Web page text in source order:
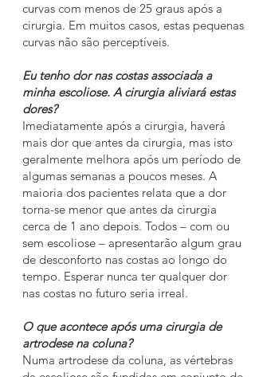
curvas com menos de 25 graus após a
cirurgia. Em muitos casos, estas pequenas
curvas não são perceptíveis.
Eu tenho dor nas costas associada a
minha escoliose. A cirurgia aliviará estas
dores?
Imediatamente após a cirurgia, haverá
mais dor que antes da cirurgia, mas isto
geralmente melhora após um período de
algumas semanas a poucos meses. A
maioria dos pacientes relata que a dor
torna-se menor que antes da cirurgia
cerca de 1 ano depois. Todos – com ou
sem escoliose – apresentarão algum grau
de desconforto nas costas ao longo do
tempo. Esperar nunca ter qualquer dor
nas costas no futuro seria irreal.
O que acontece após uma cirurgia de
artrodese na coluna?
Numa artrodese da coluna, as vértebras